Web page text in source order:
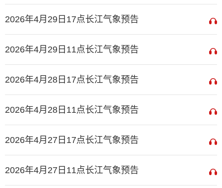
2026年4月29日17点长江气象预告
2026年4月29日11点长江气象预告
2026年4月28日17点长江气象预告
2026年4月28日11点长江气象预告
2026年4月27日17点长江气象预告
2026年4月27日11点长江气象预告